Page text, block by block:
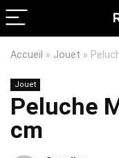
Accueil » Jouet »
Jouet
Peluche
cm